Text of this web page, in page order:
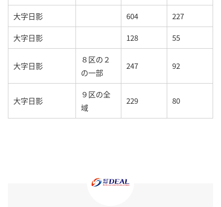
大字日影 604 227
大字日影 128 55
大字日影
８区の２
の一部
247 92
大字日影
９区の全
域
229 80